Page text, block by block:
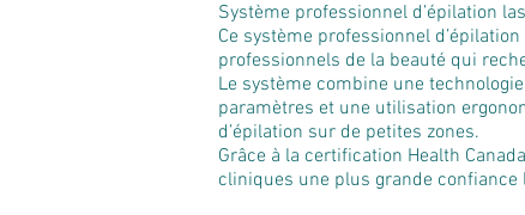
Système professionnel d’épilation
Ce système professionnel
professionnels de la beauté qui
Le système combine une
paramètres et une utilisation
d’épilation sur de petites zones.
Grâce à la certification Health
cliniques une plus grande confiance